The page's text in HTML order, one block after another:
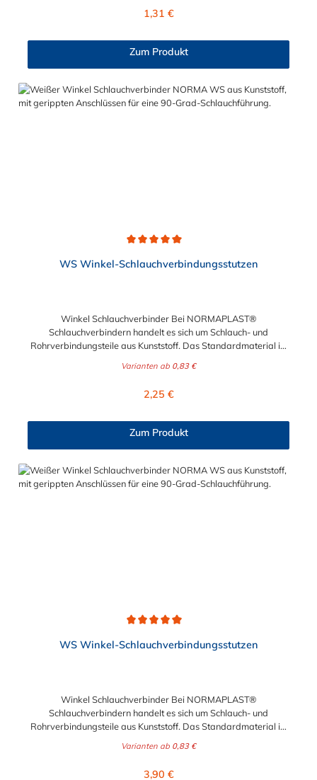
Regulärer Preis:
1,31 €
Zum Produkt
WS Winkel-Schlauchverbindungsstutzen
Winkel Schlauchverbinder Bei NORMAPLAST®
Schlauchverbindern handelt es sich um Schlauch- und
Rohrverbindungsteile aus Kunststoff. Das Standardmaterial ist
Leitungen sicher, zuverlässig und preiswert miteinander
idealen Verbinder dar für Transportleitungen von Wasser, Luft,
sicheren Sitz des Schlauches. Gegebenenfalls kann eine
zusätzliche Sicherung der Verbindungsstelle durch eine
Schlauchschelle erforderlich sein. Schlauchverbinder finden
Anwendung im Automobilbau sowie in fast allen
Industriebereichen.
Varianten ab 0,83 €
Regulärer Preis:
2,25 €
Zum Produkt
WS Winkel-Schlauchverbindungsstutzen
Winkel Schlauchverbinder Bei NORMAPLAST®
Schlauchverbindern handelt es sich um Schlauch- und
Rohrverbindungsteile aus Kunststoff. Das Standardmaterial ist
Leitungen sicher, zuverlässig und preiswert miteinander
Varianten ab 0,83 €
Regulärer Preis:
3,90 €